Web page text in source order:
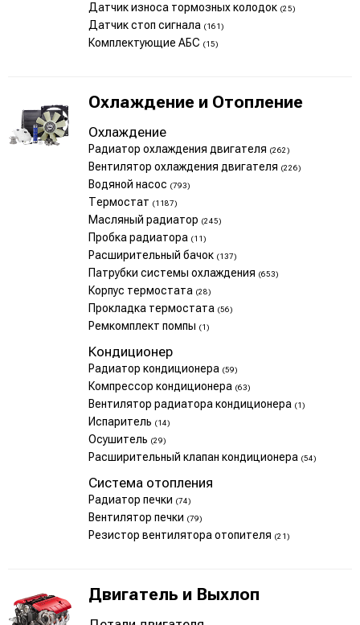
Датчик износа тормозных колодок (25)
Датчик стоп сигнала (161)
Комплектующие АБС (15)
Охлаждение и Отопление
Охлаждение
Радиатор охлаждения двигателя (262)
Вентилятор охлаждения двигателя (226)
Водяной насос (793)
Термостат (1187)
Масляный радиатор (245)
Пробка радиатора (11)
Расширительный бачок (137)
Патрубки системы охлаждения (653)
Корпус термостата (28)
Прокладка термостата (56)
Ремкомплект помпы (1)
Кондиционер
Радиатор кондиционера (59)
Компрессор кондиционера (63)
Вентилятор радиатора кондиционера (1)
Испаритель (14)
Осушитель (29)
Расширительный клапан кондиционера (54)
Система отопления
Радиатор печки (74)
Вентилятор печки (79)
Резистор вентилятора отопителя (21)
Двигатель и Выхлоп